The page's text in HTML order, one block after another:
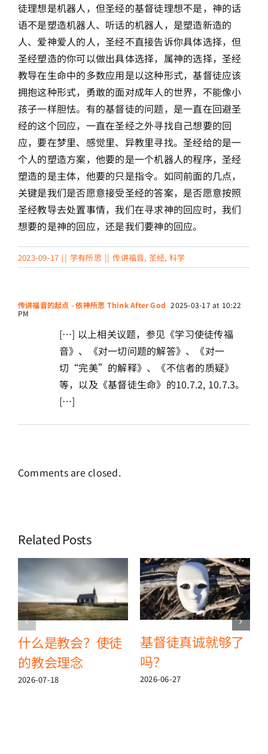
徒理想是机器人，但圣经的基督徒理想不是，神的话
语不是塑造机器人、听话的机器人，是塑造新造的
人、爱神爱人的人，圣经不直接告诉你具体选择，但
圣经塑造的你可以做出具体选择，属神的选择，圣经
教导在生命中的多数应用是以这种形式，基督徒应该
拥抱这种形式，勇敢的面对成年人的世界，不能像小
孩子一样胆怯。有的基督徒的问题，是一直在回避圣
经的这个回应，一直在圣经之外寻找自己想要的回
应，要在梦里、感觉里、异教里寻找。圣经给的是一
个人的塑造方案，他要的是一个机器人的程序，圣经
塑造的是主体，他要的只是指令。如同前面的几点，
关键是我们是否愿意接受圣经的答案，是否愿意按照
圣经教导去处置事情，我们在寻求神的回应时，我们
想要的是神的回应，还是我们要神的回应。
2023-09-17 || 学有所思 || 传讲福音, 圣经, 科学
传讲福音的起点 - 依神所思 Think After God 2025-03-17 at 10:22
PM
[…] 以上相关议题，参见《学习使徒传福
音》、《对一切问题的解答》、《对一
切“完美”的解释》、《不信者的质疑》
等，以及《基督徒生命》的10.7.2, 10.7.3。
[…]
Comments are closed.
Related Posts
什么是教会？使徒
的教会理念
2026-07-18
基督徒真诚就够了
吗？
2026-06-27